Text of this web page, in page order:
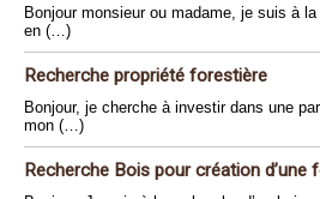
Bonjour monsieur ou madame, je suis à la
en (…)
Recherche propriété forestière
Bonjour, je cherche à investir dans une
mon (…)
Recherche Bois pour création d’une